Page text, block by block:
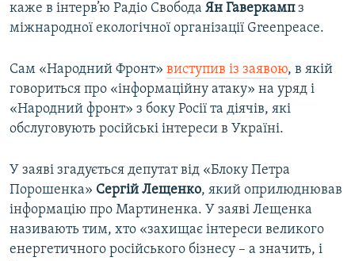
каже в інтерв’ю Радіо Свобода Ян Гаверкампз
міжнародної екологічної організації Greenpeace.
Сам «Народний Фронт» виступив із заявою, в якій
говориться про «інформаційну атаку» на уряд і
«Народний фронт» з боку Росії та діячів, які
обслуговують російські інтереси в Україні.
У заяві згадується депутат від «Блоку Петра
Порошенка» Сергій Лещенко, який оприлюднював
інформацію про Мартиненка. У заяві Лещенка
називають тим, хто «захищає інтереси великого
енергетичного російського бізнесу – а значить, і